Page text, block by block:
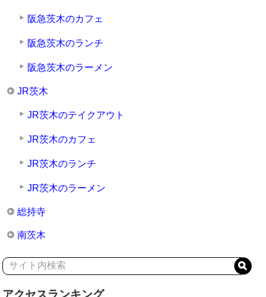
阪急茨木のカフェ
阪急茨木のランチ
阪急茨木のラーメン
JR茨木
JR茨木のテイクアウト
JR茨木のカフェ
JR茨木のランチ
JR茨木のラーメン
総持寺
南茨木
アクセスランキング